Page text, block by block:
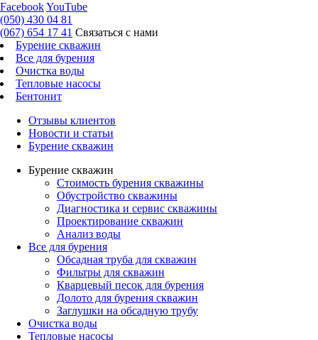
FacebookYouTube
(050) 430 04 81
(067) 654 17 41 Связаться с нами
Бурение скважин
Все для бурения
Очистка воды
Тепловые насосы
Бентонит
Отзывы клиентов
Новости и статьи
Бурение скважин
Бурение скважин
Стоимость бурения скважины
Обустройство скважины
Диагностика и сервис скважины
Проектирование скважин
Анализ воды
Все для бурения
Обсадная труба для скважин
Фильтры для скважин
Кварцевый песок для бурения
Долото для бурения скважин
Заглушки на обсадную трубу
Очистка воды
Тепловые насосы